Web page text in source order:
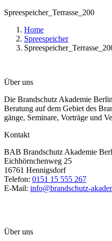
Spreespeicher_Terrasse_200
Home
Spreespeicher
Über uns
Die Brandschutz Akademie
Beratung auf dem Gebiet des
gänge, Seminare, Vorträge und
Kontakt
BAB Brandschutz Akademie
Eichhörnchenweg 25
16761 Hennigsdorf
Telefon: 0151 15 555 267
E-Mail: info@brandschutz-
Über uns